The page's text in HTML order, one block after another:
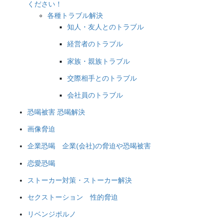
ください！
各種トラブル解決
知人・友人とのトラブル
経営者のトラブル
家族・親族トラブル
交際相手とのトラブル
会社員のトラブル
恐喝被害 恐喝解決
画像脅迫
企業恐喝 企業(会社)の脅迫や恐喝被害
恋愛恐喝
ストーカー対策・ストーカー解決
セクストーション 性的脅迫
リベンジポルノ